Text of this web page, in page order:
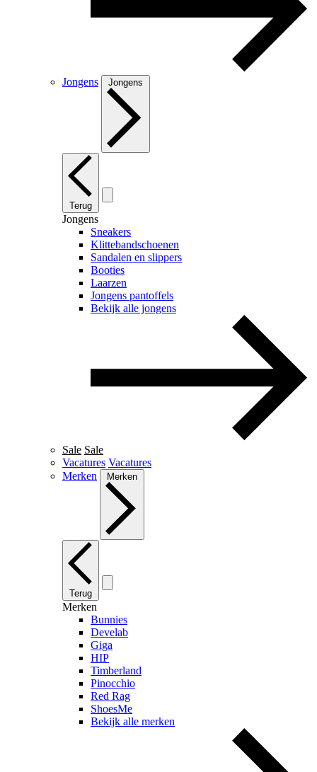
Jongens Jongens
Terug
Jongens
Sneakers
Klittebandschoenen
Sandalen en slippers
Booties
Laarzen
Jongens pantoffels
Bekijk alle jongens
Sale Sale
Vacatures Vacatures
Merken
Merken
Terug
Merken
Bunnies
Develab
Giga
HIP
Timberland
Pinocchio
Red Rag
ShoesMe
Bekijk alle merken